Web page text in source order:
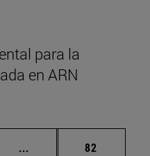
para la
en ARN
... Páginas intermedias
Página
82